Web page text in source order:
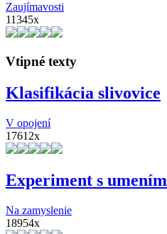
Zaujímavosti
11345x
Vtipné texty
Klasifikácia slivovice
V opojení
17612x
Experiment s umením
Na zamyslenie
18954x